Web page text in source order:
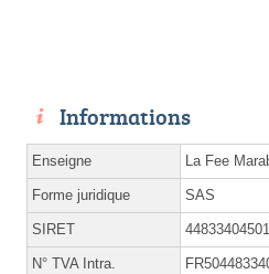
Informations
Enseigne La Fee
Forme juridique SAS
SIRET
N° TVA Intra.